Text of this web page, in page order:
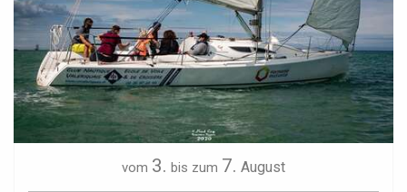
vom 3. bis zum 7. August